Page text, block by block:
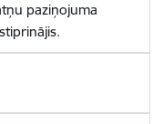
paziņojuma